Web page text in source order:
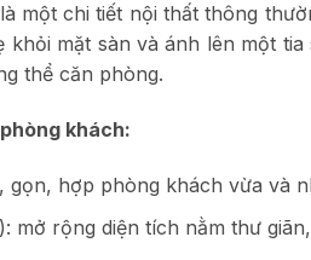
một chi tiết nội thất thông
khỏi mặt sàn và ánh lên một
thể căn phòng.
khách:
hợp phòng khách vừa và
mở rộng diện tích nằm thư